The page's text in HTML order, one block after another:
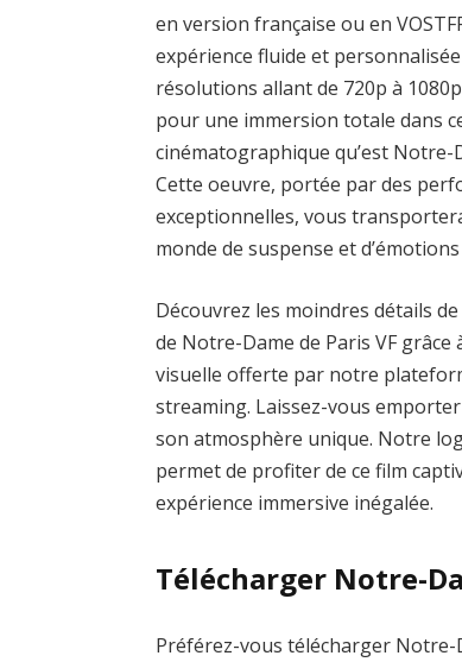
en version française ou en
expérience fluide et personnalisée
résolutions allant de 720p à
pour une immersion totale dans
cinématographique qu’est Notre-
Cette oeuvre, portée par des
exceptionnelles, vous
monde de suspense et
Découvrez les moindres détails
de Notre-Dame de Paris VF grâce
visuelle offerte par notre
streaming. Laissez-vous
son atmosphère unique. Notre
permet de profiter de ce film
expérience immersive inégalée.
Télécharger Notre-
Préférez-vous télécharger Notre-